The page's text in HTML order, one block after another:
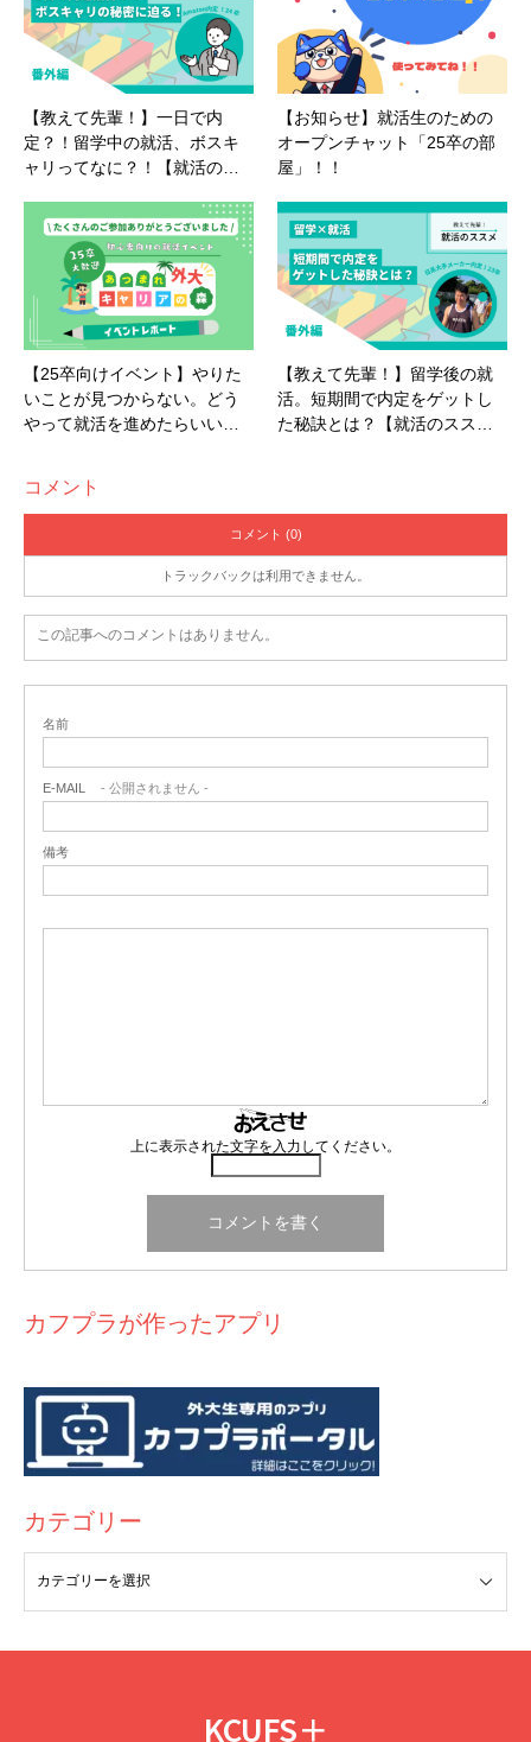
【教えて先輩！】一日で内
定？！留学中の就活、ボスキ
ャリってなに？！【就活の…
【お知らせ】就活生のための
オープンチャット「25卒の部
屋」！！
【25卒向けイベント】やりた
いことが見つからない。どう
やって就活を進めたらいい…
【教えて先輩！】留学後の就
活。短期間で内定をゲットし
た秘訣とは？【就活のスス…
コメント
コメント (0)
トラックバックは利用できません。
この記事へのコメントはありません。
名前
E-MAIL - 公開されません -
備考
上に表示された文字を入力してください。
カフプラが作ったアプリ
カテゴリー
KCUFS＋